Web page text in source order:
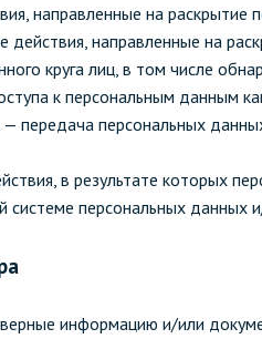
направленные на
направленные на
круга лиц, в том числе
к персональным данным
передача персональных
в результате которых
персональных данных
информацию и/или